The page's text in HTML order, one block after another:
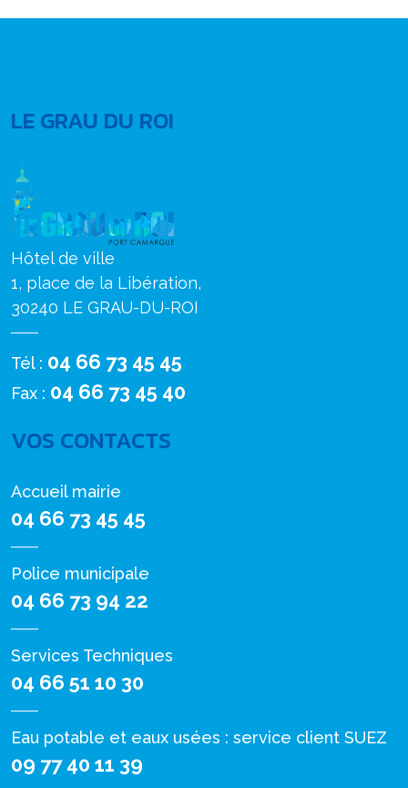
LE GRAU DU ROI
Hôtel de ville
1, place de la Libération,
30240 LE GRAU-DU-ROI
Tél : 04 66 73 45 45
Fax : 04 66 73 45 40
VOS CONTACTS
Accueil mairie
04 66 73 45 45
Police municipale
04 66 73 94 22
Services Techniques
04 66 51 10 30
Eau potable et eaux usées : service client SUEZ
09 77 40 11 39